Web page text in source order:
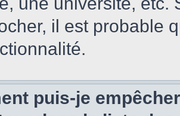
il est probable
puis-je